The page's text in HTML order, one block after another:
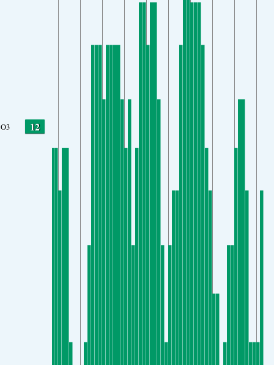
O3 12